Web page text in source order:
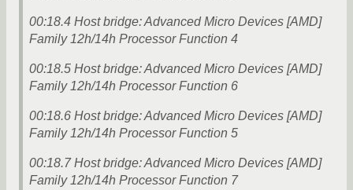
00:18.4 Host bridge: Advanced Micro Devices [AMD]
Family 12h/14h Processor Function 4
00:18.5 Host bridge: Advanced Micro Devices [AMD]
Family 12h/14h Processor Function 6
00:18.6 Host bridge: Advanced Micro Devices [AMD]
Family 12h/14h Processor Function 5
00:18.7 Host bridge: Advanced Micro Devices [AMD]
Family 12h/14h Processor Function 7